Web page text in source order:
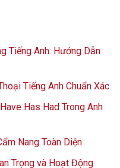
Tiếng Anh: Hướng Dẫn
Tiếng Anh Chuẩn Xác
Has Had Trong Anh
Nang Toàn Diện
Trọng và Hoạt Động